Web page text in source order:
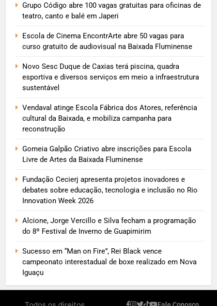
Grupo Código abre 100 vagas gratuitas para oficinas de
teatro, canto e balé em Japeri
Escola de Cinema EncontrArte abre 50 vagas para
curso gratuito de audiovisual na Baixada Fluminense
Novo Sesc Duque de Caxias terá piscina, quadra
esportiva e diversos serviços em meio a infraestrutura
sustentável
Vendaval atinge Escola Fábrica dos Atores, referência
cultural da Baixada, e mobiliza campanha para
reconstrução
Gomeia Galpão Criativo abre inscrições para Escola
Livre de Artes da Baixada Fluminense
Fundação Cecierj apresenta projetos inovadores e
debates sobre educação, tecnologia e inclusão no Rio
Innovation Week 2026
Alcione, Jorge Vercillo e Silva fecham a programação
do 8º Festival de Inverno de Guapimirim
Sucesso em “Man on Fire”, Rei Black vence
campeonato interestadual de boxe realizado em Nova
Iguaçu